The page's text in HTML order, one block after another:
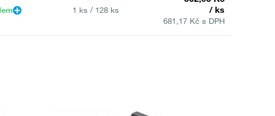
1 ks / 128 ks
/ ks
681,17 Kč s DPH